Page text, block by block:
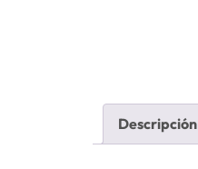
Descripción